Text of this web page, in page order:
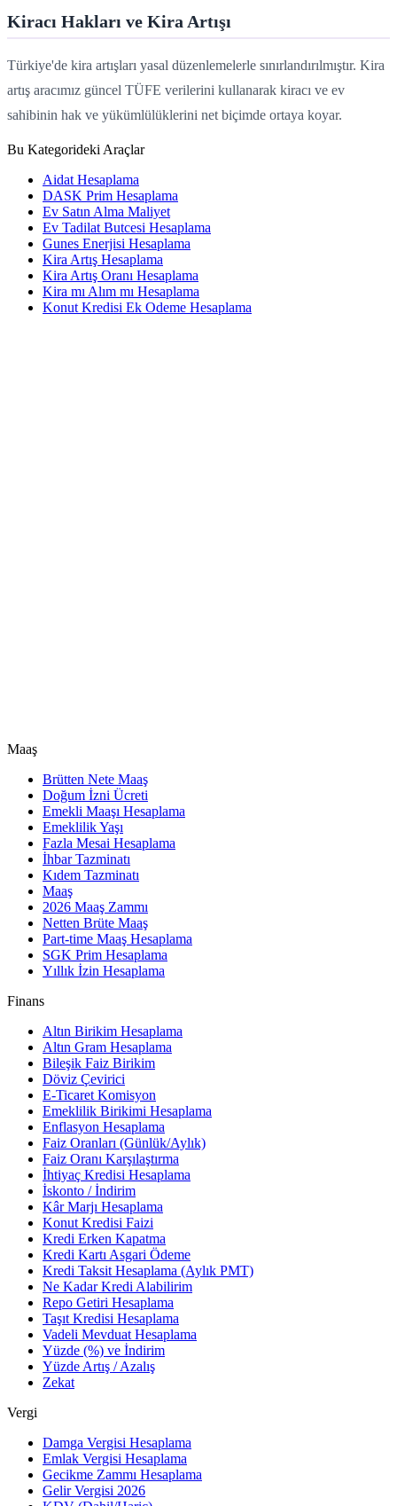
Kiracı Hakları ve Kira Artışı
Türkiye'de kira artışları yasal düzenlemelerle sınırlandırılmıştır. Kira
artış aracımız güncel TÜFE verilerini kullanarak kiracı ve ev
sahibinin hak ve yükümlülüklerini net biçimde ortaya koyar.
Bu Kategorideki Araçlar
Aidat Hesaplama
DASK Prim Hesaplama
Ev Satın Alma Maliyet
Ev Tadilat Butcesi Hesaplama
Gunes Enerjisi Hesaplama
Kira Artış Hesaplama
Kira Artış Oranı Hesaplama
Kira mı Alım mı Hesaplama
Konut Kredisi Ek Odeme Hesaplama
Maaş
Brütten Nete Maaş
Doğum İzni Ücreti
Emekli Maaşı Hesaplama
Emeklilik Yaşı
Fazla Mesai Hesaplama
İhbar Tazminatı
Kıdem Tazminatı
Maaş
2026 Maaş Zammı
Netten Brüte Maaş
Part-time Maaş Hesaplama
SGK Prim Hesaplama
Yıllık İzin Hesaplama
Finans
Altın Birikim Hesaplama
Altın Gram Hesaplama
Bileşik Faiz Birikim
Döviz Çevirici
E-Ticaret Komisyon
Emeklilik Birikimi Hesaplama
Enflasyon Hesaplama
Faiz Oranları (Günlük/Aylık)
Faiz Oranı Karşılaştırma
İhtiyaç Kredisi Hesaplama
İskonto / İndirim
Kâr Marjı Hesaplama
Konut Kredisi Faizi
Kredi Erken Kapatma
Kredi Kartı Asgari Ödeme
Kredi Taksit Hesaplama (Aylık PMT)
Ne Kadar Kredi Alabilirim
Repo Getiri Hesaplama
Taşıt Kredisi Hesaplama
Vadeli Mevduat Hesaplama
Yüzde (%) ve İndirim
Yüzde Artış / Azalış
Zekat
Vergi
Damga Vergisi Hesaplama
Emlak Vergisi Hesaplama
Gecikme Zammı Hesaplama
Gelir Vergisi 2026